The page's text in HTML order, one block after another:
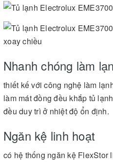
Nhanh chóng làm
thiết kế với công nghệ làm
làm mát đồng đều khắp tủ
đều duy trì ở nhiệt độ ổn định.
Ngăn kệ linh hoạt
có hệ thống ngăn kệ FlexStor